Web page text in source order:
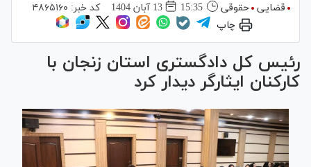
قضایی حقوقی 15:35 13 آبان 1404 کد خبر: ۴۸۶۵۱۶۰
چاپ
رئیس کل دادگستری استان زنجان با
کارکنان ایثارگر دیدار کرد